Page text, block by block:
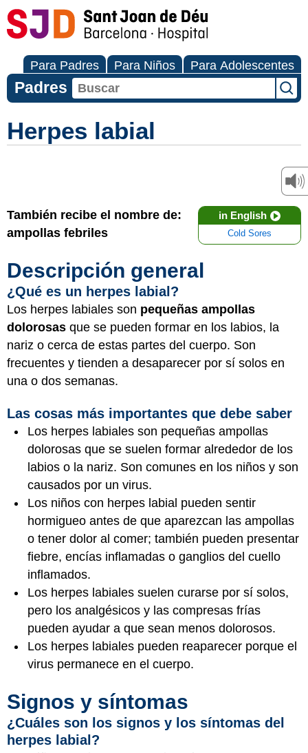
Para Padres Para Niños Para Adolescentes
Padres
Herpes labial
in English
Cold Sores
También recibe el nombre de:
ampollas febriles
Descripción general
¿Qué es un herpes labial?
Los herpes labiales son pequeñas ampollas
dolorosas que se pueden formar en los labios, la
nariz o cerca de estas partes del cuerpo. Son
frecuentes y tienden a desaparecer por sí solos en
una o dos semanas.
Las cosas más importantes que debe saber
Los herpes labiales son pequeñas ampollas
dolorosas que se suelen formar alrededor de los
labios o la nariz. Son comunes en los niños y son
causados por un virus.
Los niños con herpes labial pueden sentir
hormigueo antes de que aparezcan las ampollas
o tener dolor al comer; también pueden presentar
fiebre, encías inflamadas o ganglios del cuello
inflamados.
Los herpes labiales suelen curarse por sí solos,
pero los analgésicos y las compresas frías
pueden ayudar a que sean menos dolorosos.
Los herpes labiales pueden reaparecer porque el
virus permanece en el cuerpo.
Signos y síntomas
¿Cuáles son los signos y los síntomas del
herpes labial?